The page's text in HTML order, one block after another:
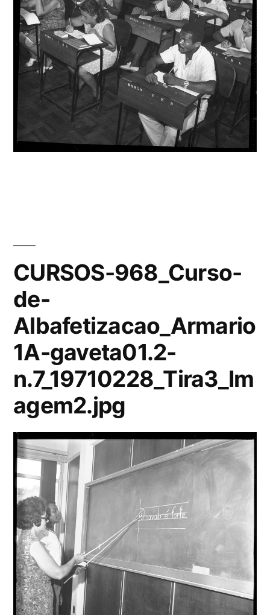
CURSOS-968_Curso-
de-
Albafetizacao_Armario
1A-gaveta01.2-
n.7_19710228_Tira3_Im
agem2.jpg